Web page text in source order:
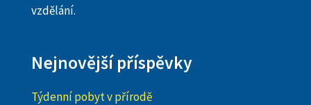
vzdělání.
Nejnovější příspěvky
Týdenní pobyt v přírodě